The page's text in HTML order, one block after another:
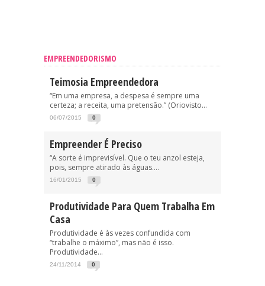
EMPREENDEDORISMO
Teimosia Empreendedora
“Em uma empresa, a despesa é sempre uma
certeza; a receita, uma pretensão.” (Oriovisto...
06/07/2015 0
Empreender É Preciso
“A sorte é imprevisível. Que o teu anzol esteja,
pois, sempre atirado às águas....
16/01/2015 0
Produtividade Para Quem Trabalha Em
Casa
Produtividade é às vezes confundida com
“trabalhe o máximo”, mas não é isso.
Produtividade...
24/11/2014 0